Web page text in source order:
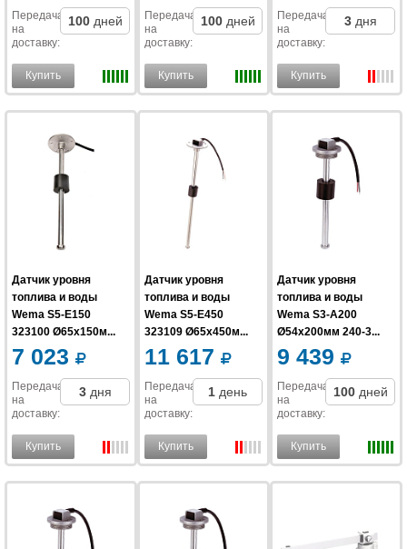
Передача
на
доставку:
100 дней
Купить
Передача
на
доставку:
100 дней
Купить
Передача
на
доставку:
3 дня
Купить
Датчик уровня
топлива и воды
Wema S5-E150
323100 Ø65x150м...
7 023
Передача
на
доставку:
3 дня
Купить
Датчик уровня
топлива и воды
Wema S5-E450
323109 Ø65x450м...
11 617
Передача
на
доставку:
1 день
Купить
Датчик уровня
топлива и воды
Wema S3-A200
Ø54x200мм 240-3...
9 439
Передача
на
доставку:
100 дней
Купить